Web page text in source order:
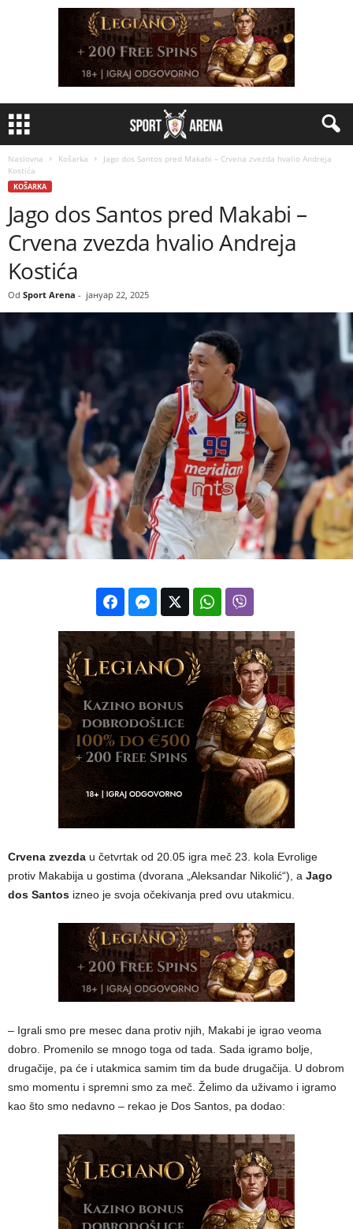
Naslovna Košarka
Jago dos Santos pred Makabi – Crvena zvezda hvalio Andreja
Kostića
KOŠARKA
Jago dos Santos pred Makabi –
Crvena zvezda hvalio Andreja
Kostića
Od Sport Arena - јануар 22, 2025
Crvena zvezda u četvrtak od 20.05 igra meč 23. kola Evrolige
protiv Makabija u gostima (dvorana „Aleksandar Nikolić“), a Jago
dos Santos izneo je svoja očekivanja pred ovu utakmicu.
– Igrali smo pre mesec dana protiv njih, Makabi je igrao veoma
dobro. Promenilo se mnogo toga od tada. Sada igramo bolje,
drugačije, pa će i utakmica samim tim da bude drugačija. U dobrom
smo momentu i spremni smo za meč. Želimo da uživamo i igramo
kao što smo nedavno – rekao je Dos Santos, pa dodao: